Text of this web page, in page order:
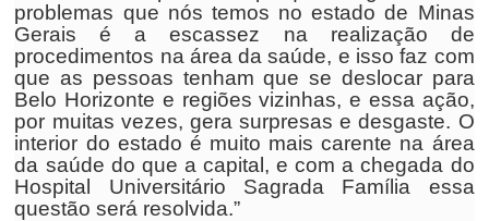
problemas que nós temos no estado de Minas
Gerais é a escassez na realização de
procedimentos na área da saúde, e isso faz com
que as pessoas tenham que se deslocar para
Belo Horizonte e regiões vizinhas, e essa ação,
por muitas vezes, gera surpresas e desgaste. O
interior do estado é muito mais carente na área
da saúde do que a capital, e com a chegada do
Hospital Universitário Sagrada Família essa
questão será resolvida.”